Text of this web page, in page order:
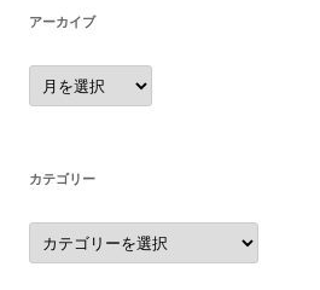
アーカイブ
ア
ー
カ
カテゴリー
カ
テ
ゴ